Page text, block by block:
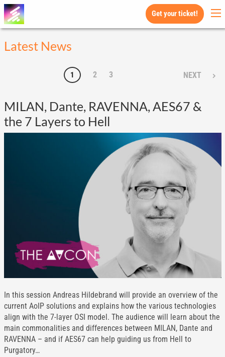
Get your ticket!
Latest News
1 2 3 NEXT
MILAN, Dante, RAVENNA, AES67 &
the 7 Layers to Hell
In this session Andreas Hildebrand will provide an overview of the
current AoIP solutions and explains how the various technologies
align with the 7-layer OSI model. The audience will learn about the
main commonalities and differences between MILAN, Dante and
RAVENNA – and if AES67 can help guiding us from Hell to
Purgatory…